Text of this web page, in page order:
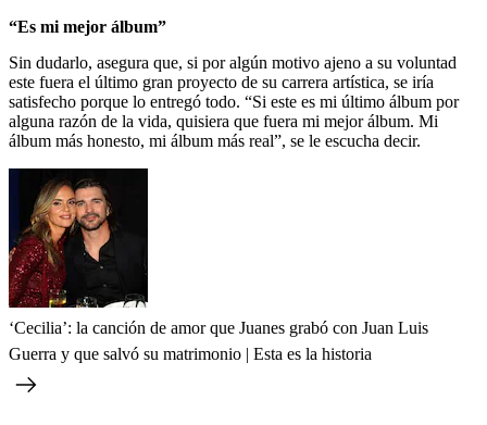
“Es mi mejor álbum”
Sin dudarlo, asegura que, si por algún motivo ajeno a su voluntad
este fuera el último gran proyecto de su carrera artística, se iría
satisfecho porque lo entregó todo. “Si este es mi último álbum por
alguna razón de la vida, quisiera que fuera mi mejor álbum. Mi
álbum más honesto, mi álbum más real”, se le escucha decir.
‘Cecilia’: la canción de amor que Juanes grabó con Juan Luis
Guerra y que salvó su matrimonio | Esta es la historia